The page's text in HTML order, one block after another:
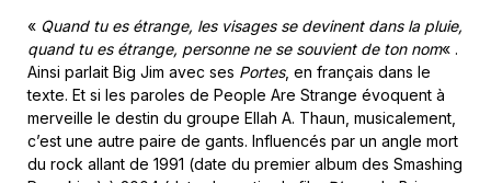
« Quand tu es étrange, les visages se devinent dans la pluie,
quand tu es étrange, personne ne se souvient de ton nom« .
Ainsi parlait Big Jim avec ses Portes, en français dans le
texte. Et si les paroles de People Are Strange évoquent à
merveille le destin du groupe Ellah A. Thaun, musicalement,
c’est une autre paire de gants. Influencés par un angle mort
du rock allant de 1991 (date du premier album des Smashing